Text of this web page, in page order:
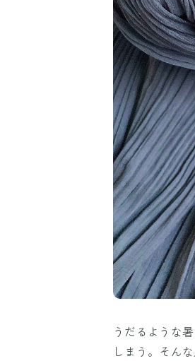
うだるような
しまう。そん